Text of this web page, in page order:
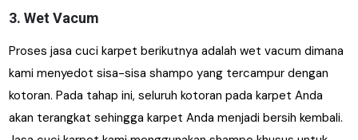
3. Wet Vacum
Proses jasa cuci karpet berikutnya adalah wet vacum dimana
kami menyedot sisa-sisa shampo yang tercampur dengan
kotoran. Pada tahap ini, seluruh kotoran pada karpet Anda
akan terangkat sehingga karpet Anda menjadi bersih kembali.